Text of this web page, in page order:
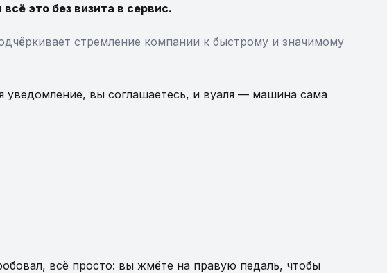
это без визита в сервис.
стремление компании к быстрому и значимому
уведомление, вы соглашаетесь, и вуаля — машина сама
всё просто: вы жмёте на правую педаль, чтобы